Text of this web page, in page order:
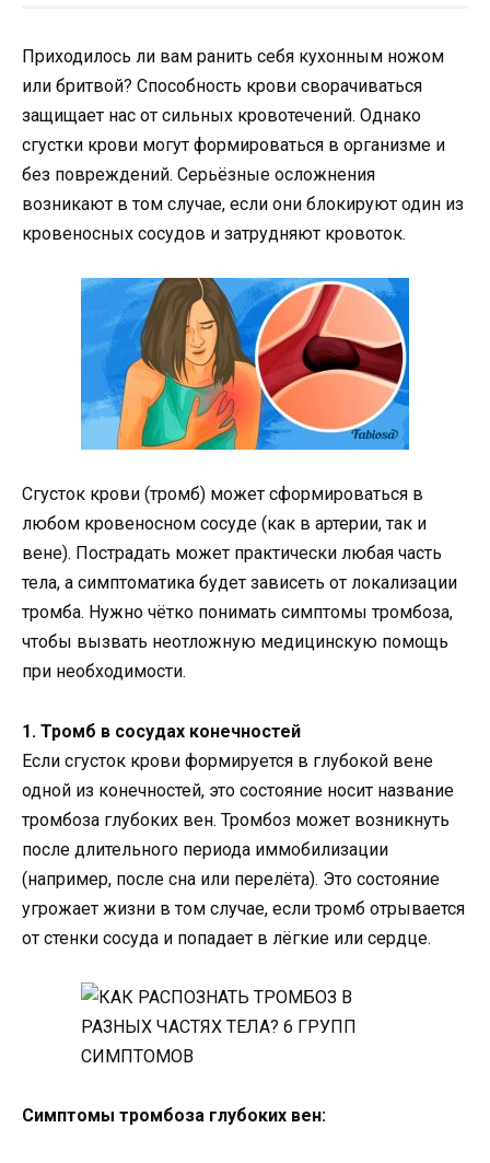
Приходилось ли вам ранить себя кухонным ножом
или бритвой? Способность крови сворачиваться
защищает нас от сильных кровотечений. Однако
сгустки крови могут формироваться в организме и
без повреждений. Серьёзные осложнения
возникают в том случае, если они блокируют один из
кровеносных сосудов и затрудняют кровоток.
Сгусток крови (тромб) может сформироваться в
любом кровеносном сосуде (как в артерии, так и
вене). Пострадать может практически любая часть
тела, а симптоматика будет зависеть от локализации
тромба. Нужно чётко понимать симптомы тромбоза,
чтобы вызвать неотложную медицинскую помощь
при необходимости.
1. Тромб в сосудах конечностей
Если сгусток крови формируется в глубокой вене
одной из конечностей, это состояние носит название
тромбоза глубоких вен. Тромбоз может возникнуть
после длительного периода иммобилизации
(например, после сна или перелёта). Это состояние
угрожает жизни в том случае, если тромб отрывается
от стенки сосуда и попадает в лёгкие или сердце.
Симптомы тромбоза глубоких вен: